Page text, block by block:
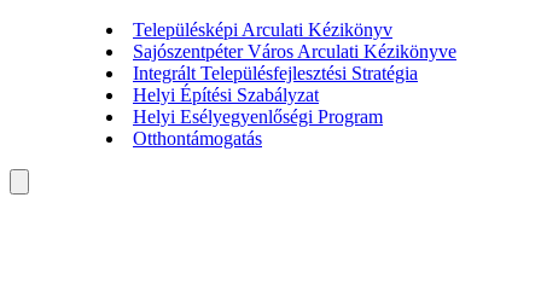
Településképi Arculati Kézikönyv
Sajószentpéter Város Arculati Kézikönyve
Integrált Településfejlesztési Stratégia
Helyi Építési Szabályzat
Helyi Esélyegyenlőségi Program
Otthontámogatás